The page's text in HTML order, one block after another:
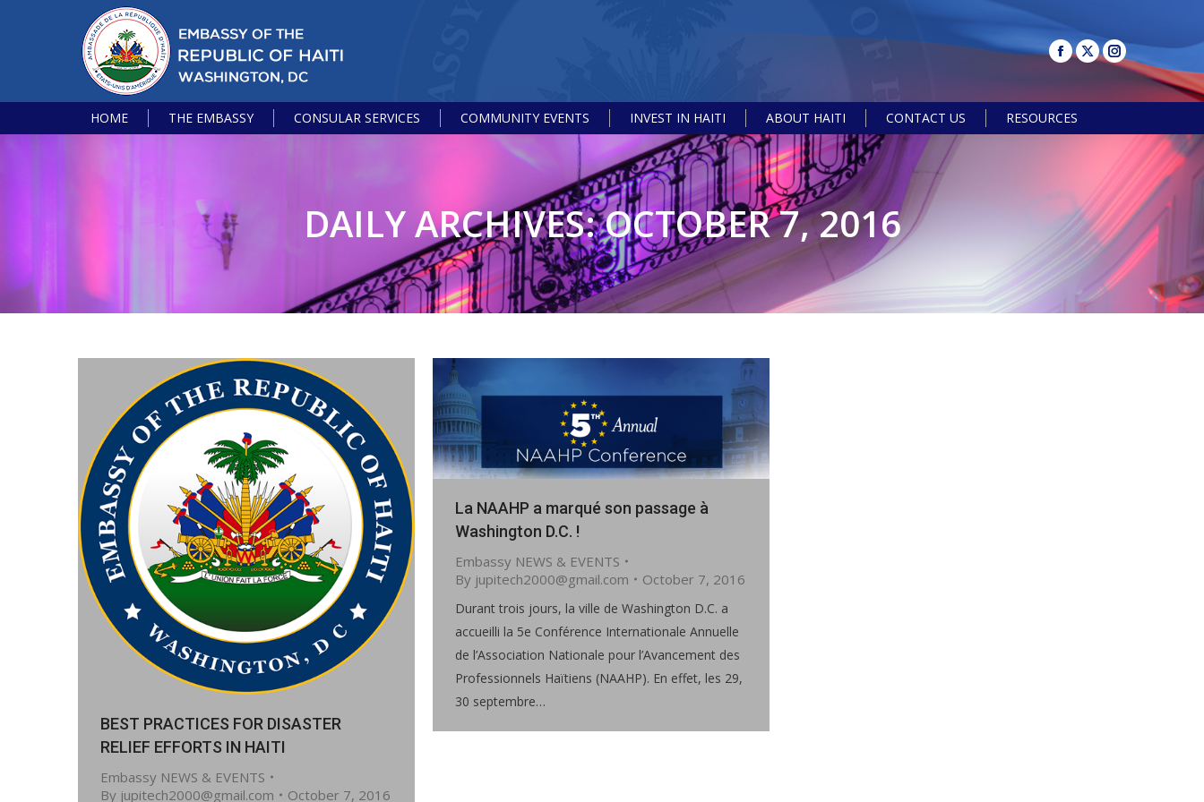
HOME THE EMBASSY CONSULAR SERVICES COMMUNITY EVENTS INVEST IN HAITI ABOUT HAITI CONTACT US RESOURCES
DAILY ARCHIVES:OCTOBER 7, 2016
BEST PRACTICES FOR DISASTER
RELIEF EFFORTS IN HAITI
Embassy NEWS & EVENTS
By jupitech2000@gmail.com October 7, 2016
La NAAHP a marqué son passage à
Washington D.C. !
Embassy NEWS & EVENTS
By jupitech2000@gmail.com October 7, 2016
Durant trois jours, la ville de Washington D.C. a
accueilli la 5e Conférence Internationale Annuelle
de l’Association Nationale pour l’Avancement des
Professionnels Haïtiens (NAAHP). En effet, les 29,
30 septembre…